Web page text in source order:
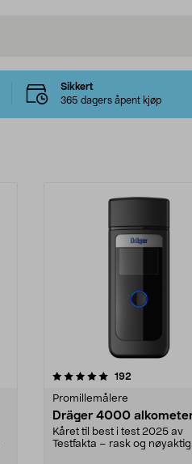
Sikkert
365 dagers åpent kjøp
192
Promillemålere
Dräger 4000
Kåret til best i test 2025 av
Testfakta – rask og nøyaktig
4.5 av 5 stjerner